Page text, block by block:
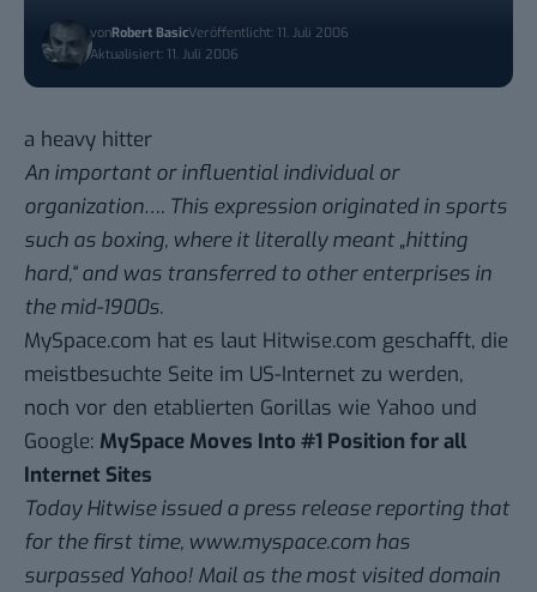
vonRobert BasicVeröffentlicht: 11. Juli 2006
Aktualisiert: 11. Juli 2006
a heavy hitter
An important or influential individual or
organization…. This expression originated in sports
such as boxing, where it literally meant „hitting
hard,“ and was transferred to other enterprises in
the mid-1900s.
MySpace.com hat es laut Hitwise.com geschafft, die
meistbesuchte Seite im US-Internet zu werden,
noch vor den etablierten Gorillas wie Yahoo und
Google: MySpace Moves Into #1 Position for all
Internet Sites
Today Hitwise issued a press release reporting that
for the first time, www.myspace.com has
surpassed Yahoo! Mail as the most visited domain